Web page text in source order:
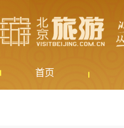
首页